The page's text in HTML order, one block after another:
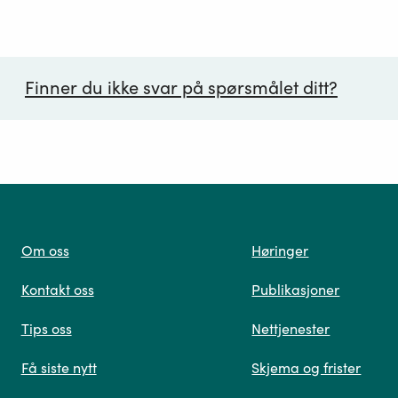
Finner du ikke svar på spørsmålet ditt?
oss
Om oss
Kontakt oss
Tips oss
Få siste nytt
Høringer
Publikasjoner
Nettjenester
Skjema og frister